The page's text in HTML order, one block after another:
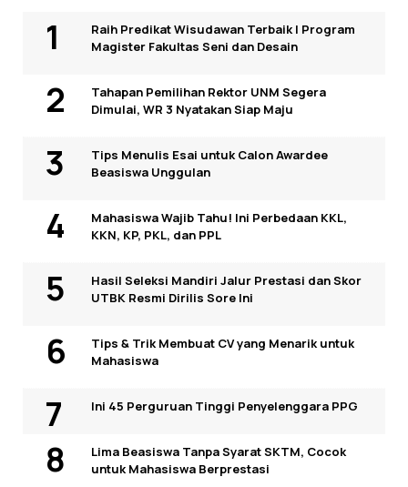
Raih Predikat Wisudawan Terbaik I Program
Magister Fakultas Seni dan Desain
Tahapan Pemilihan Rektor UNM Segera
Dimulai, WR 3 Nyatakan Siap Maju
Tips Menulis Esai untuk Calon Awardee
Beasiswa Unggulan
Mahasiswa Wajib Tahu! Ini Perbedaan KKL,
KKN, KP, PKL, dan PPL
Hasil Seleksi Mandiri Jalur Prestasi dan Skor
UTBK Resmi Dirilis Sore Ini
Tips & Trik Membuat CV yang Menarik untuk
Mahasiswa
Ini 45 Perguruan Tinggi Penyelenggara PPG
Lima Beasiswa Tanpa Syarat SKTM, Cocok
untuk Mahasiswa Berprestasi